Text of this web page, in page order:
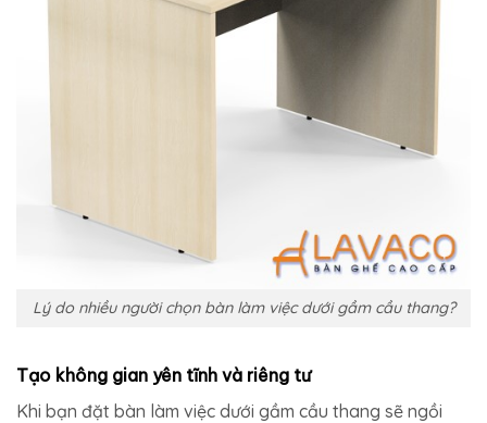
Lý do nhiều người chọn bàn làm việc dưới gầm cầu thang?
Tạo không gian yên tĩnh và riêng tư
Khi bạn đặt bàn làm việc dưới gầm cầu thang sẽ ngồi